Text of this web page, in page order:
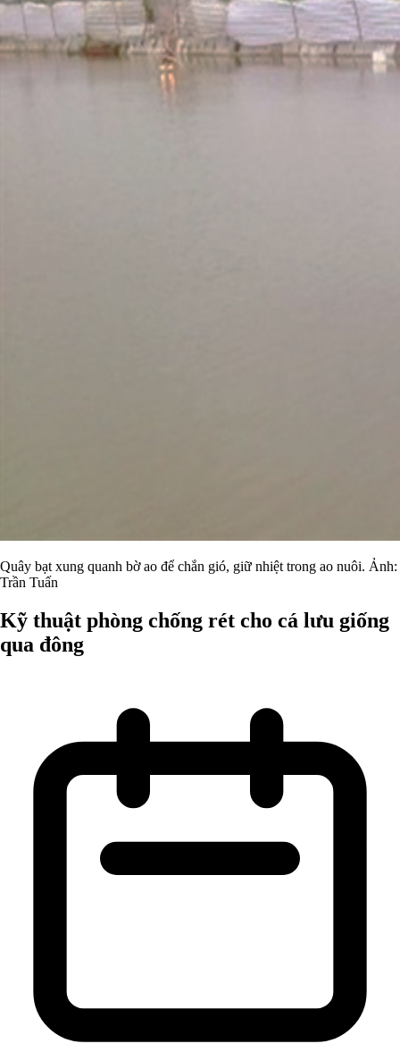
Quây bạt xung quanh bờ ao để chắn gió, giữ nhiệt trong ao nuôi. Ảnh:
Trần Tuấn
Kỹ thuật phòng chống rét cho cá lưu giống
qua đông